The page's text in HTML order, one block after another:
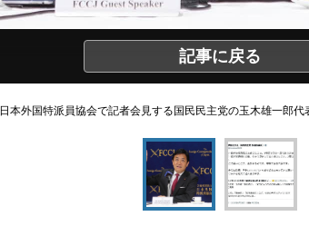
記事に戻る
日本外国特派員協会で記者会見する国民民主党の玉木雄一郎